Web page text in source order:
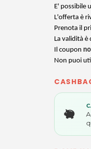
E' possibile
L'offerta è
Prenota il
La validità è
Il coupon
Non puoi